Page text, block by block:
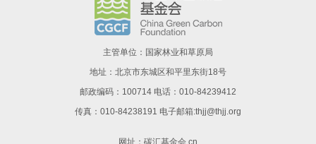
主管单位：国家林业和草原局
地址：北京市东城区和平里东街18号
邮政编码：100714 电话：010-84239412
传真：010-84238191 电子邮箱:thjj@thjj.org
网址： 碳汇基金会.cn